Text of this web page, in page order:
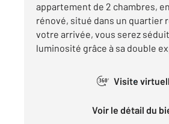
appartement de 2 chambres,
rénové, situé dans un quartier
votre arrivée, vous serez
luminosité grâce à sa double
360° Visite
Voir le détail du